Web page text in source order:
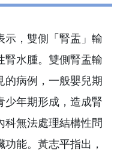
示，雙側「腎盂」輸
腎水腫。雙側腎盂輸
的病例，一般嬰兒期
少年期形成，造成腎
科無法處理結構性問
能。黃志平指出，